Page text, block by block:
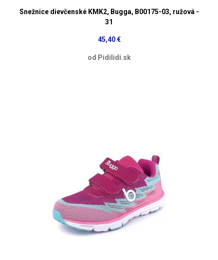
Snežnice dievčenské KMK2, Bugga, B00175-03, ružová -
31
45,40 €
od Pidilidi.sk